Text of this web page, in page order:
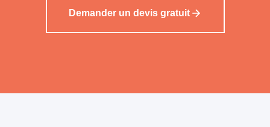
Demander un devis gratuit